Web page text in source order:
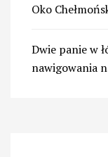
Oko
Dwie panie w
nawigowania